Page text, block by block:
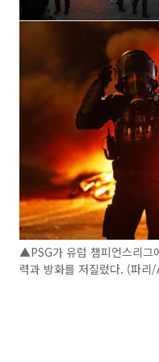
▲PSG가 유럽 챔피언스리그
력과 방화를 저질렀다. (파리